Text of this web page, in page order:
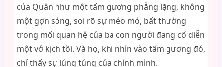
của Quân như một tấm gương phẳng lặng, không
một gợn sóng, soi rõ sự méo mó, bất thường
trong mối quan hệ của ba con người đang cố diễn
một vở kịch tồi. Và họ, khi nhìn vào tấm gương đó,
chỉ thấy sự lúng túng của chính mình.